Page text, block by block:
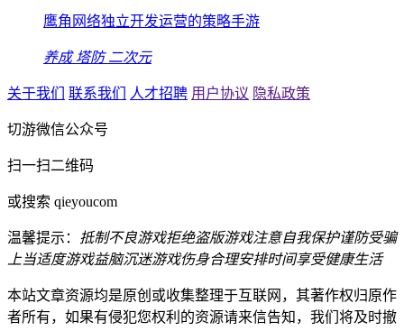
鹰角网络独立开发运营的策略手游
养成 塔防 二次元
关于我们 联系我们 人才招聘 用户协议 隐私政策
切游微信公众号
扫一扫二维码
或搜索 qieyoucom
温馨提示： 抵制不良游戏拒绝盗版游戏注意自我保护谨防受骗
上当适度游戏益脑沉迷游戏伤身合理安排时间享受健康生活
本站文章资源均是原创或收集整理于互联网，其著作权归原作
者所有，如果有侵犯您权利的资源请来信告知，我们将及时撤